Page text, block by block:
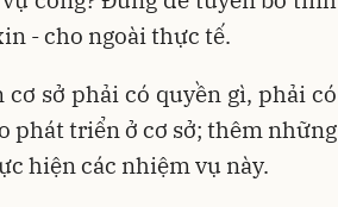
- cho ngoài thực tế.
sở phải có quyền gì, phải có
phát triển ở cơ sở; thêm những
hiện các nhiệm vụ này.